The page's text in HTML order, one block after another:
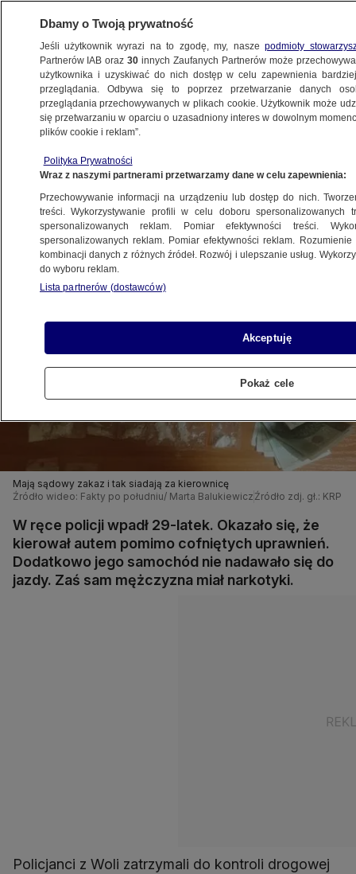
WARSZAWA
WOLA
narkotyki
11.02.2025, 11:43
Udostępnij
Mają sądowy zakaz i tak siadają za kierownicę
Źródło wideo: Fakty po południu/ Marta Balukiewicz Źródło zdj. gł.: KRP
W ręce policji wpadł 29-latek. Okazało się, że
kierował autem pomimo cofniętych uprawnień.
Dodatkowo jego samochód nie nadawało się do
jazdy. Zaś sam mężczyzna miał narkotyki.
Policjanci z Woli zatrzymali do kontroli drogowej
Dbamy o Twoją prywatność
Jeśli użytkownik wyrazi na to zgodę, my, naszepodmioty
Partnerów IAB oraz30 innych Zaufanych Partnerów może
użytkownika i uzyskiwać do nich dostęp w celu zapewnienia
przeglądania. Odbywa się to poprzez przetwarzanie danych
przeglądania przechowywanych w plikach cookie. Użytkownik może
się przetwarzaniu w oparciu o uzasadniony interes w dowolnym
plików cookie i reklam”.
Polityka Prywatności
Wraz z naszymi partnerami przetwarzamy dane w celu zapewnienia:
Przechowywanie informacji na urządzeniu lub dostęp do nich.
treści. Wykorzystywanie profili w celu doboru spersonalizowanych
spersonalizowanych reklam. Pomiar efektywności treści.
spersonalizowanych reklam. Pomiar efektywności reklam.
kombinacji danych z różnych źródeł. Rozwój i ulepszanie usług.
do wyboru reklam.
Lista partnerów (dostawców)
Akceptuję
Pokaż cele